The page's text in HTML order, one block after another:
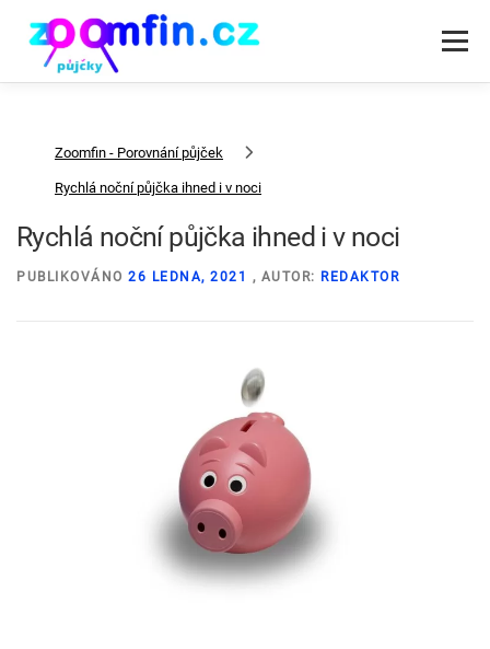
Menu
Zoomfin - Porovnání půjček
Rychlá noční půjčka ihned i v noci
Rychlá noční půjčka ihned i v noci
PUBLIKOVÁNO 26 LEDNA, 2021 , AUTOR: REDAKTOR